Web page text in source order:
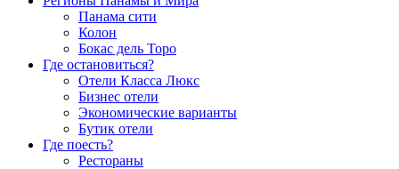
Панама сити
Колон
Бокас дель Торо
Где остановиться?
Отели Класса Люкс
Бизнес отели
Экономические варианты
Бутик отели
Где поесть?
Рестораны